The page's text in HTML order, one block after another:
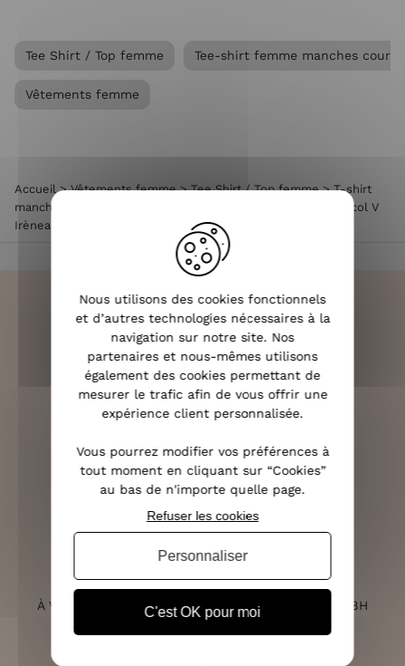
Tee Shirt / Top femme Tee-shirt femme manches
Vêtements femme
Accueil >Vêtements femme >Tee Shirt / Top femme >T-shirt
manches courtes femme
T-Shirt femme uni bleu marine col V
Irènea
LIVRAISON RAPIDE
OFFERTE DÈS 70€
RETOURS SOUS 14 JOURS
(VOIR LES CONDITIONS)
SERVICE CLIENT
À VOTRE ÉCOUTE DU LUNDI AU SAMEDI DE 10H À 18H
Nous utilisons des cookies fonctionnels
et d’autres technologies nécessaires à la
navigation sur notre site. Nos
partenaires et nous-mêmes utilisons
également des cookies permettant de
mesurer le trafic afin de vous offrir une
expérience client personnalisée.
Vous pourrez modifier vos préférences à
tout moment en cliquant sur “Cookies”
au bas de n'importe quelle page.
C'est OK pour moi
Refuser les cookies
Personnaliser